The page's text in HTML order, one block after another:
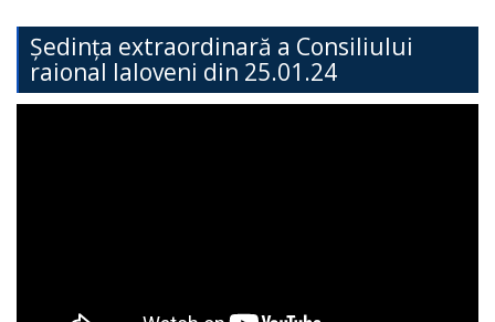
Ședința extraordinară a Consiliului
raional Ialoveni din 25.01.24